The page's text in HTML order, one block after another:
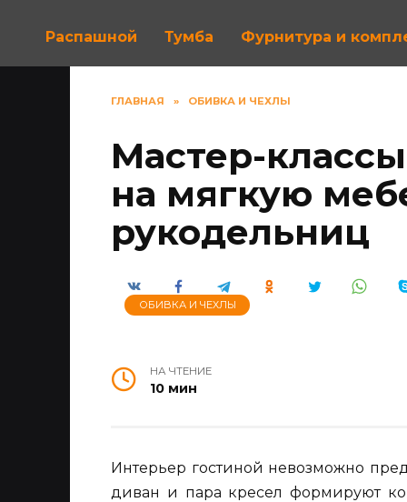
Распашной Тумба Фурнитура и
ГЛАВНАЯ » ОБИВКА И ЧЕХЛЫ
Мастер-
на мягкую
рукодельниц
ОБИВКА И ЧЕХЛЫ
НА ЧТЕНИЕ
10 мин
Интерьер гостиной невозможно
диван и пара кресел формируют